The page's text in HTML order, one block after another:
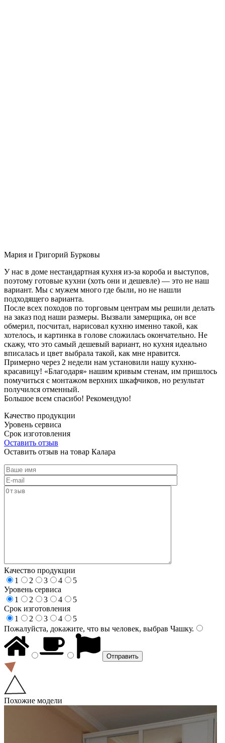
Мария и Григорий Бурковы
У нас в доме нестандартная кухня из-за короба и выступов,
поэтому готовые кухни (хоть они и дешевле) — это не наш
вариант. Мы с мужем много где были, но не нашли
подходящего варианта.
После всех походов по торговым центрам мы решили делать
на заказ под наши размеры. Вызвали замерщика, он все
обмерил, посчитал, нарисовал кухню именно такой, как
хотелось, и картинка в голове сложилась окончательно. Не
скажу, что это самый дешевый вариант, но кухня идеально
вписалась и цвет выбрала такой, как мне нравится.
Примерно через 2 недели нам установили нашу кухню-
красавицу! «Благодаря» нашим кривым стенам, им пришлось
помучиться с монтажом верхних шкафчиков, но результат
получился отменный.
Большое всем спасибо! Рекомендую!
Качество продукции
Уровень сервиса
Срок изготовления
Оставить отзыв
Оставить отзыв на товар Калара
Качество продукции
1
2 3 4
5
Уровень сервиса
1
2 3 4
5
Срок изготовления
1
2 3 4
5
Пожалуйста, докажите, что вы человек, выбрав Чашку.
Похожие модели